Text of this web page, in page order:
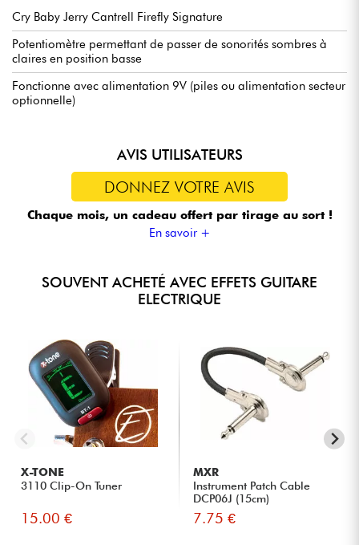
Cry Baby Jerry Cantrell Firefly Signature
Potentiomètre permettant de passer de sonorités sombres à
claires en position basse
Fonctionne avec alimentation 9V (piles ou alimentation secteur
optionnelle)
AVIS UTILISATEURS
DONNEZ VOTRE AVIS
Chaque mois, un cadeau offert par tirage au sort !
En savoir +
SOUVENT ACHETÉ AVEC EFFETS GUITARE
ELECTRIQUE
X-TONE
3110 Clip-On Tuner
15.00 €
MXR
Instrument Patch Cable
DCP06J (15cm)
7.75 €